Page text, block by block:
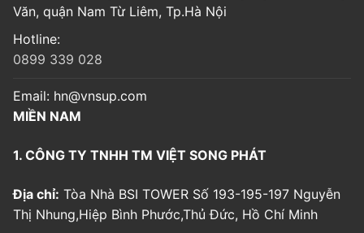
Văn, quận Nam Từ Liêm, Tp.Hà Nội
Hotline:
0899 339 028
Email: hn@vnsup.com
MIỀN NAM
1. CÔNG TY TNHH TM VIỆT SONG PHÁT
Địa chỉ: Tòa Nhà BSI TOWER Số 193-195-197 Nguyễn
Thị Nhung,Hiệp Bình Phước,Thủ Đức, Hồ Chí Minh